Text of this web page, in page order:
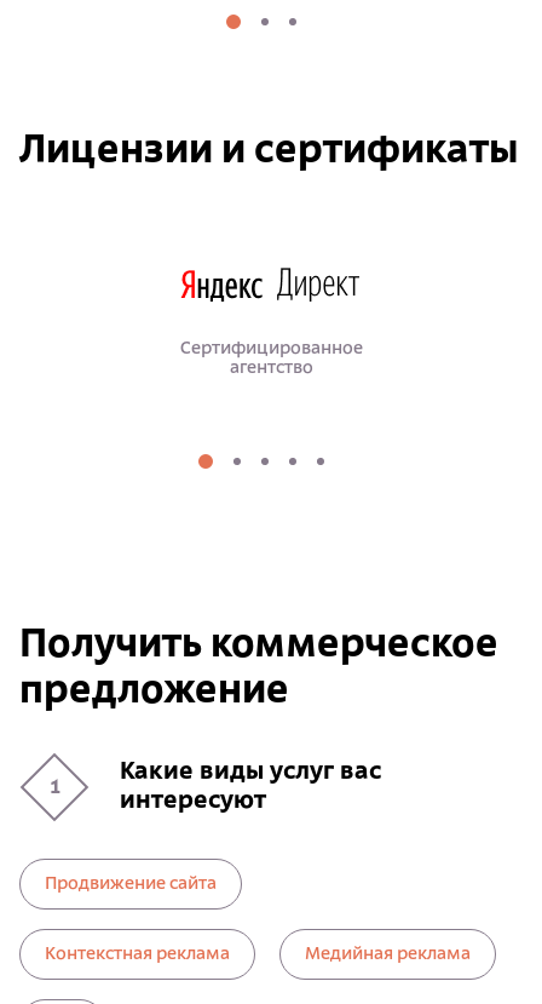
Лицензии и сертификаты
Сертифицированное
агентство
Получить коммерческое
предложение
1
Какие виды услуг вас
интересуют
Продвижение сайта
Контекстная реклама Медийная реклама